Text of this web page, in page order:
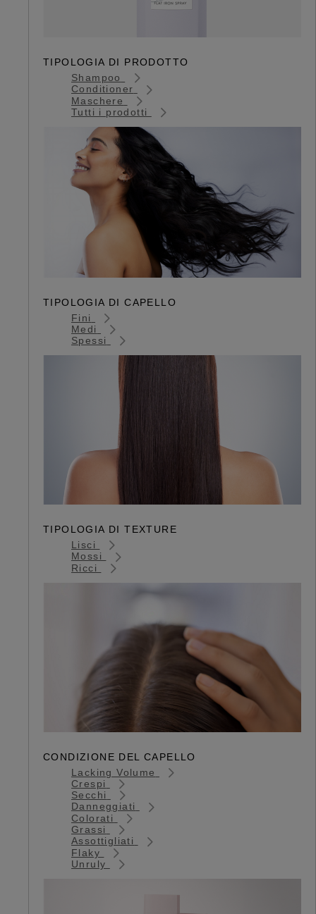
TIPOLOGIA DI PRODOTTO
Shampoo
Conditioner
Maschere
Tutti i prodotti
TIPOLOGIA DI CAPELLO
Fini
Medi
Spessi
TIPOLOGIA DI TEXTURE
Lisci
Mossi
Ricci
CONDIZIONE DEL CAPELLO
Lacking Volume
Crespi
Secchi
Danneggiati
Colorati
Grassi
Assottigliati
Flaky
Unruly